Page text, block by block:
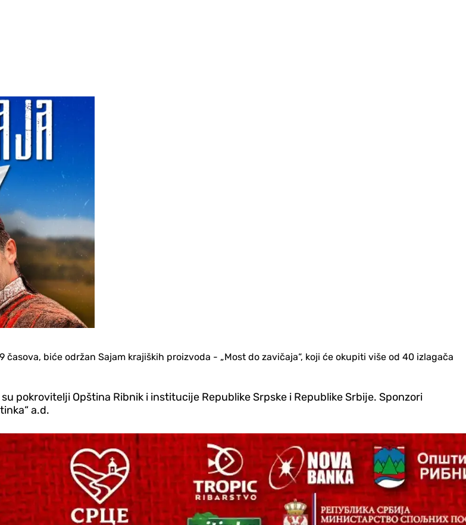
biće održan Sajam krajiških proizvoda - „Most do zavičaja“, koji će okupiti više od 40 izlagača
pokrovitelji Opština Ribnik i institucije Republike Srpske i Republike Srbije. Sponzori
a.d.